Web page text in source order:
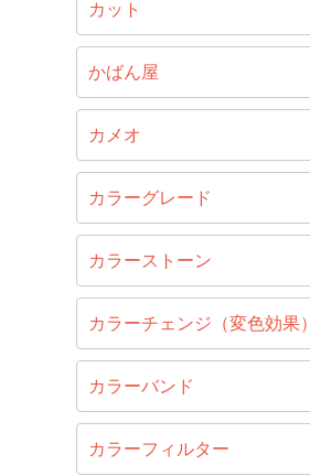
カット
かばん屋
カメオ
カラーグレード
カラーストーン
カラーチェンジ（変色効果）
カラーバンド
カラーフィルター